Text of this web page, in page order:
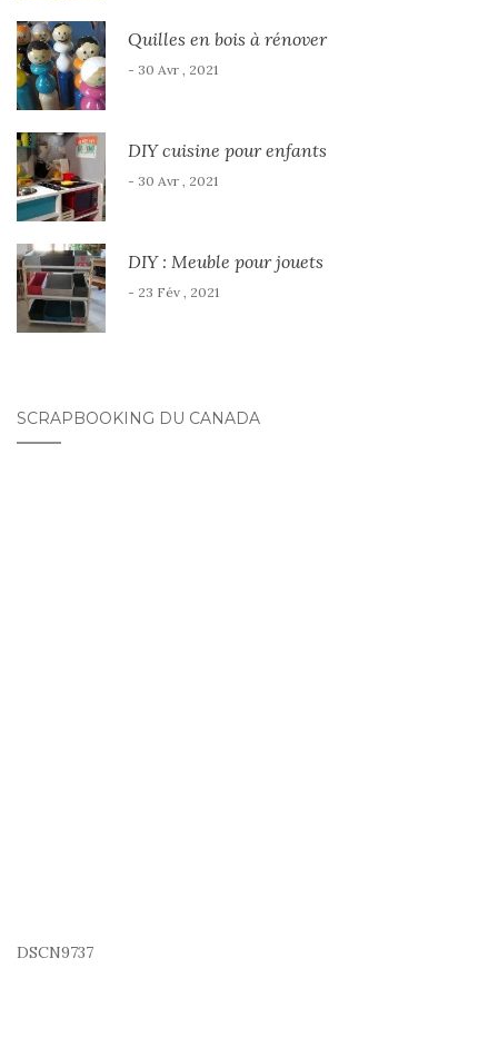
Quilles en bois à rénover
- 30 Avr , 2021
DIY cuisine pour enfants
- 30 Avr , 2021
DIY : Meuble pour jouets
- 23 Fév , 2021
SCRAPBOOKING DU CANADA
DSCN9737